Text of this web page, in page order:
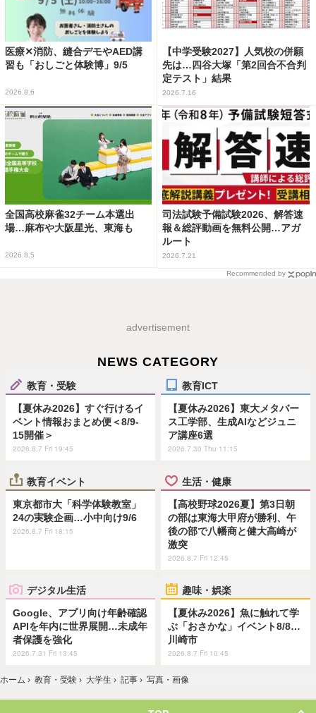
医療✕消防、縫合デモやAED講
習も「おしごと体験博」9/5
2026.8.6
【中学受験2027】人気校の併願
先は…四谷大塚「第2回合不合判
定テスト」結果
2026.7.16
全国高校麻雀32チーム本選出
場…麻布や大阪星光、東海も
2026.8.5
司法試験予備試験2026、解答速
報＆総評動画を無料公開…アガ
ルート
2026.7.21
Recommended by
advertisement
NEWS CATEGORY
教育・受験
【夏休み2026】すぐ行けるイ
ベント情報おまとめ便＜8/9-
15開催＞
2026.8.7 Fri 19:45
教育ICT
【夏休み2026】東大メタバー
ス工学部、生成AIなどジュニ
ア講座6選
2026.7.30 Thu 11:15
教育イベント
東京都市大「科学体験教室」
24の実験企画…小中向け9/6
2026.8.7 Fri 18:15
生活・健康
【高校野球2026夏】第3日朝
の部は東海大甲府が勝利、午
後の部で八幡商と健大高崎が
激突
2026.8.7 Fri 12:45
デジタル生活
Google、アプリ向け年齢確認
APIを年内に世界展開…未成年
者保護を強化
2026.7.31 Fri 13:45
趣味・娯楽
【夏休み2026】魚に触れて学
ぶ「おさかな」イベント8/8…
川崎市
2026.8.7 Fri 10:45
ホーム › 教育・受験 › 大学生 › 記事 › 写真・画像